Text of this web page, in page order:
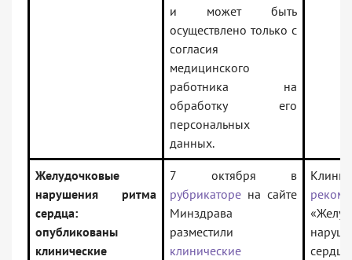
и может быть
осуществлено только с
согласия
медицинского
работника на
обработку его
персональных
данных.
Желудочковые
нарушения ритма
сердца:
опубликованы
клинические
7 октября в
рубрикаторе на сайте
Минздрава
разместили
клинические
сердца.